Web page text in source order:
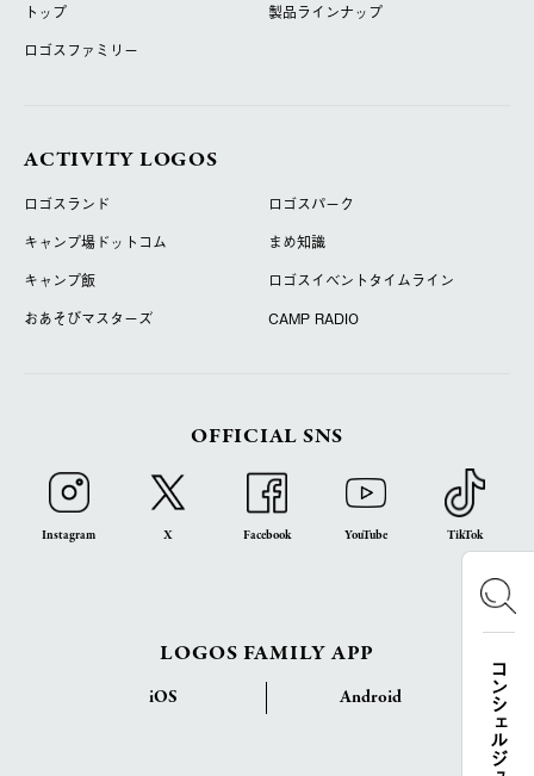
コンシェルジュ検索
トップ
製品ラインナップ
ロゴスファミリー
ACTIVITY LOGOS
ロゴスランド
ロゴスパーク
キャンプ場ドットコム
まめ知識
キャンプ飯
ロゴスイベントタイムライン
おあそびマスターズ
CAMP RADIO
OFFICIAL SNS
Instagram X Facebook YouTube TikTok
LOGOS FAMILY APP
iOS Android